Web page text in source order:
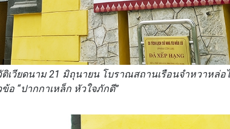
วียดนาม 21 มิถุนายน โบราณสถานเรือนจำหวาหล่อ
ข้อ “ปากกาเหล็ก หัวใจภักดี”